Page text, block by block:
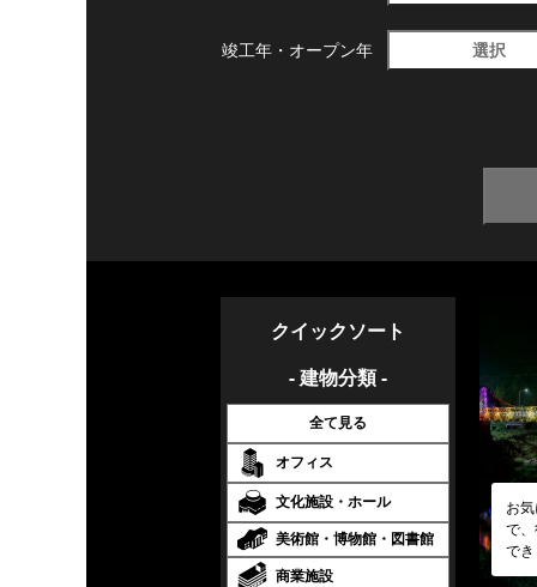
竣工年・ オープン年 選択
クイックソート
- 建物分類 -
全て見る
オフィス
文化施設・ホール
美術館・博物館・図書館
商業施設
お
で
で